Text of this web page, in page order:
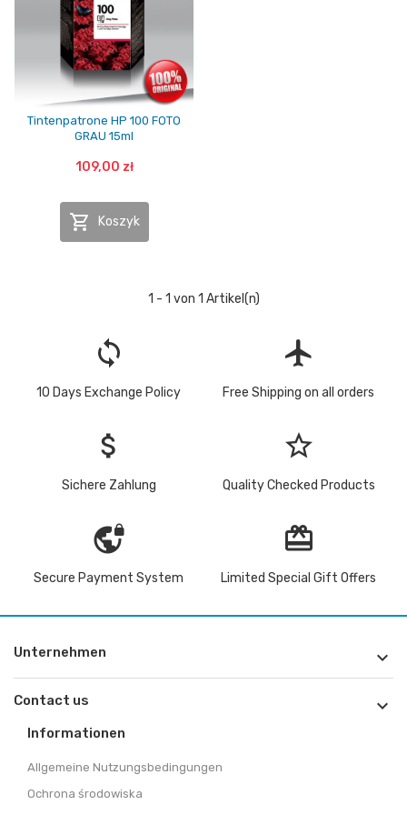
Tintenpatrone HP 100 FOTO
GRAU 15ml
109,00 zł
 Koszyk
1 - 1 von 1 Artikel(n)
loop
10 Days Exchange Policy
flight
Free Shipping on all orders
attach_money
Sichere Zahlung
star_border
Quality Checked Products
vpn_lock
Secure Payment System
redeem
Limited Special Gift Offers
Unternehmen 
Contact us 
Informationen
Allgemeine Nutzungsbedingungen
Ochrona środowiska